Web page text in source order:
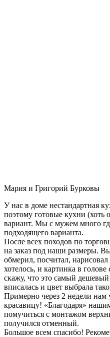
Мария и Григорий Бурковы
У нас в доме нестандартная
поэтому готовые кухни
вариант. Мы с мужем много
подходящего варианта.
После всех походов по
на заказ под наши размеры.
обмерил, посчитал,
хотелось, и картинка в
скажу, что это самый
вписалась и цвет выбрала
Примерно через 2 недели
красавицу! «Благодаря»
помучиться с монтажом
получился отменный.
Большое всем спасибо!